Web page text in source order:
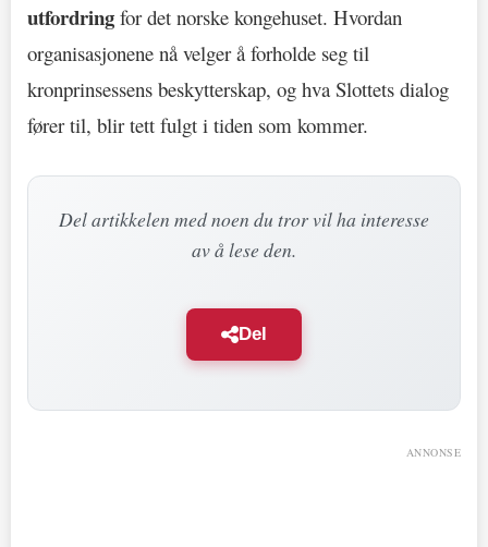
utfordring for det norske kongehuset. Hvordan
organisasjonene nå velger å forholde seg til
kronprinsessens beskytterskap, og hva Slottets dialog
fører til, blir tett fulgt i tiden som kommer.
Del artikkelen med noen du tror vil ha interesse
av å lese den.
Del
ANNONSE